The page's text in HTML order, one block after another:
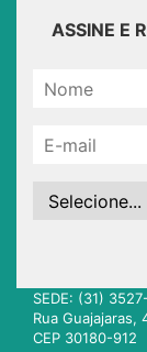
ASSINE E
SEDE: (31)
Rua Guajajaras,
CEP 30180-912